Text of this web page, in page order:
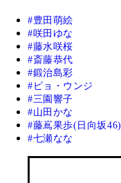
豊田萌絵
咲田ゆな
藤水咲桜
斎藤恭代
鍛治島彩
ピョ・ウンジ
三園響子
山田かな
藤嶌果歩(日向坂46)
七瀬なな